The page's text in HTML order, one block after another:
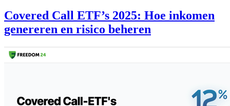
Covered Call ETF’s 2025: Hoe inkomen
genereren en risico beheren